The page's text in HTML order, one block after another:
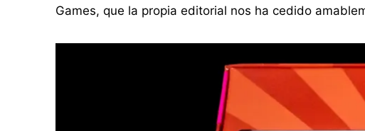
Games, que la propia editorial nos ha cedido